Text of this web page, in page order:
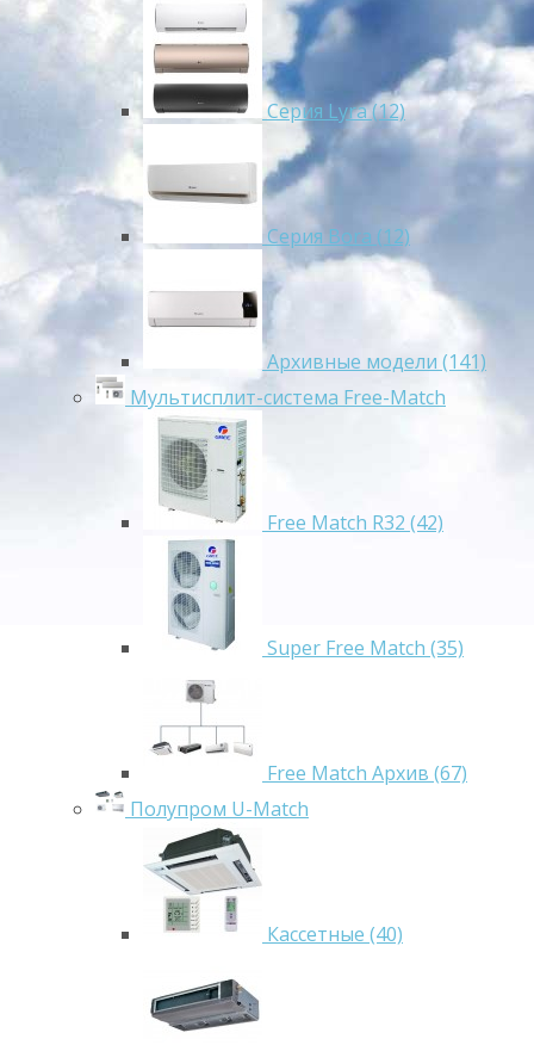
Серия Lyra (12)
Серия Bora (12)
Архивные модели (141)
Мультисплит-система Free-Match
Free Match R32 (42)
Super Free Match (35)
Free Match Архив (67)
Полупром U-Match
Кассетные (40)